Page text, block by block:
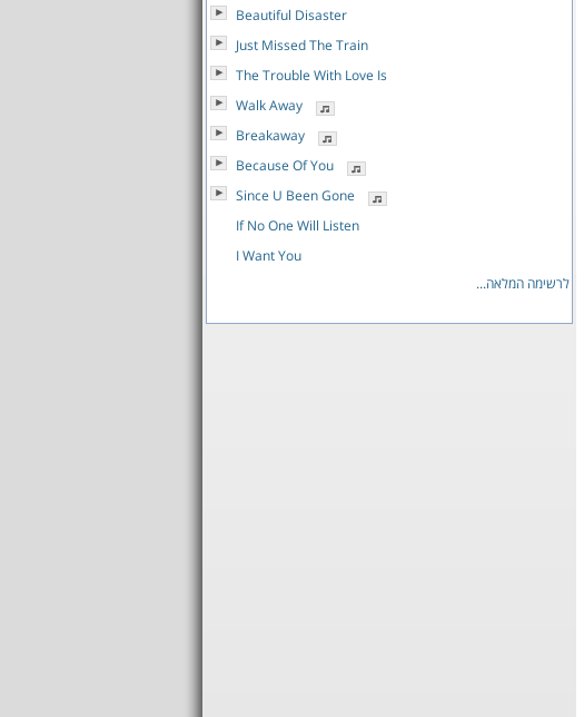
Beautiful Disaster
Just Missed The Train
The Trouble With Love Is
Walk Away
Breakaway
Because Of You
Since U Been Gone
If No One Will Listen
I Want You
לרשימה המלאה...